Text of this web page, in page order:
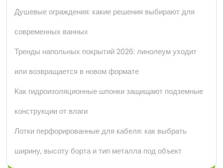
Душевые ограждения: какие решения выбирают для
современных ванных
Тренды напольных покрытий 2026: линолеум уходит
или возвращается в новом формате
Как гидроизоляционные шпонки защищают подземные
конструкции от влаги
Лотки перфорированные для кабеля: как выбрать
ширину, высоту борта и тип металла под объект